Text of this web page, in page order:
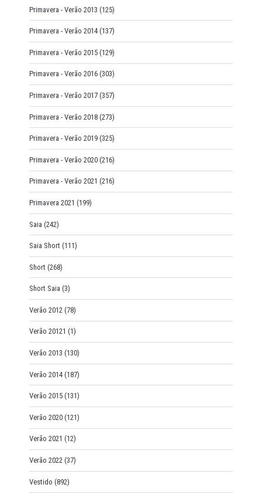
Primavera - Verão 2013 (125)
Primavera - Verão 2014 (137)
Primavera - Verão 2015 (129)
Primavera - Verão 2016 (303)
Primavera - Verão 2017 (357)
Primavera - Verão 2018 (273)
Primavera - Verão 2019 (325)
Primavera - Verão 2020 (216)
Primavera - Verão 2021 (216)
Primavera 2021 (199)
Saia (242)
Saia Short (111)
Short (268)
Short Saia (3)
Verão 2012 (78)
Verão 20121 (1)
Verão 2013 (130)
Verão 2014 (187)
Verão 2015 (131)
Verão 2020 (121)
Verão 2021 (12)
Verão 2022 (37)
Vestido (892)